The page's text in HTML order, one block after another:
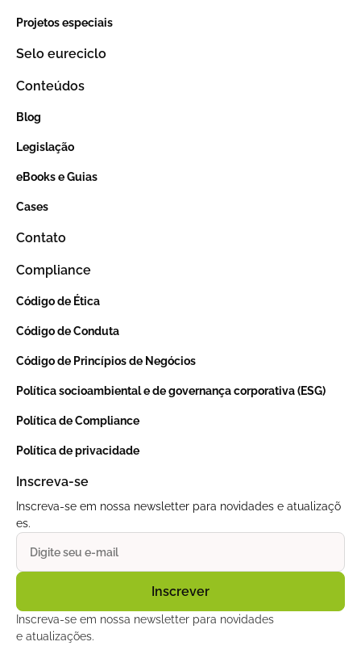
Projetos especiais
Selo eureciclo
Conteúdos
Blog
Legislação
eBooks e Guias
Cases
Contato
Compliance
Código de Ética
Código de Conduta
Código de Princípios de Negócios
Política socioambiental e de governança corporativa (ESG)
Política de Compliance
Política de privacidade
Inscreva-se
Inscreva-se em nossa newsletter para novidades e atualizaçõ
es.
Inscreva-se em nossa newsletter para novidades
e atualizações.